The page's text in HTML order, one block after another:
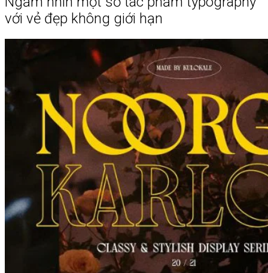
với vẻ đẹp không giới hạn